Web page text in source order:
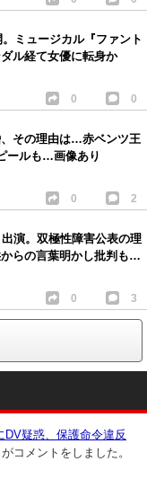
ミュージカル『ファント
ル経て女優に転身か
0 0
その理由は…赤ベンツ王
ールも…画像あり
0 2
演。双極性障害公表の理
らの言葉明かし批判も…
0 3
疑惑、保護命令違反
コメントをしました。